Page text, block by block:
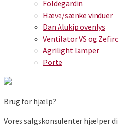
Foldegardin
Hæve/sænke vinduer
Dan Alukip ovenlys
Ventilator VS og Zefiro
Agrilight lamper
Porte
Brug for hjælp?
Vores salgskonsulenter hjælper